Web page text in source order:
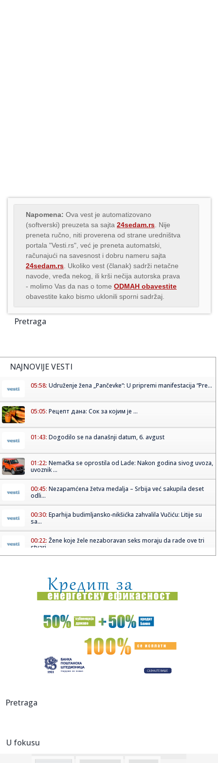
Napomena: Ova vest je automatizovano
(softverski) preuzeta sa sajta 24sedam.rs . Nije
preneta ručno, niti proverena od strane uredništva
portala "Vesti.rs", već je preneta automatski,
računajući na savesnost i dobru nameru sajta
24sedam.rs . Ukoliko vest (članak) sadrži netačne
navode, vređa nekog, ili krši nečija autorska prava
- molimo Vas da nas o tome ODMAH obavestite
obavestite kako bismo uklonili sporni sadržaj.
Pretraga
NAJNOVIJE VESTI
05:58: Udruženje žena „Pančevke“: U pripremi manifestacija “Pre...
05:05: Рецепт дана: Сок за којим је ...
01:43: Dogodilo se na današnji datum, 6. avgust
01:22: Nemačka se oprostila od Lade: Nakon godina sivog uvoza,
uvoznik ...
00:45: Nezapamćena žetva medalja – Srbija već sakupila deset
odli...
00:30: Eparhija budimljansko-nikšićka zahvalila Vučiću: Litije su
sa...
00:22: Žene koje žele nezaboravan seks moraju da rade ove tri
stvari
00:15:Drama na plaži u Italiji! Doktorka iz Beograda pritrčala
turist...
00:02:Na današnji dan, 6. avgust
Tri medalje za Srbiju na EP
23:47:KIKS PANATINAIKOSA UPRKOS OGROMNIM ULAGANJIMA:
sam iz...
23:35:
Pretraga
U fokusu